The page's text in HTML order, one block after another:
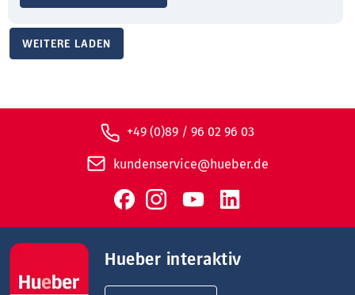
WEITERE LADEN
+49 (0)89 / 96 02 96 03
kundenservice@hueber.de
Hueber interaktiv